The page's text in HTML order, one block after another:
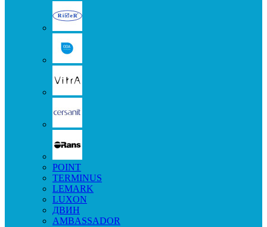
POINT
TERMINUS
LEMARK
LUXON
ДВИН
AMBASSADOR